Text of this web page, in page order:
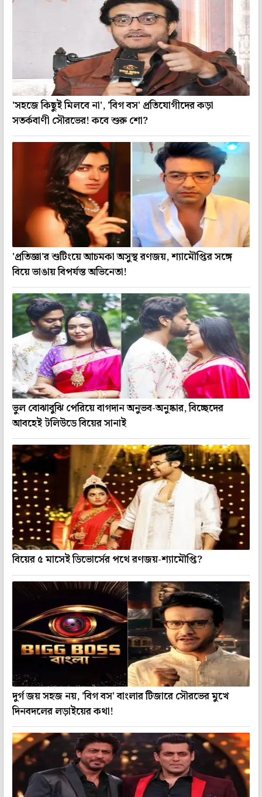
'সহজে কিছুই মিলবে না', 'বিগ বস' প্রতিযোগীদের কড়া
সতর্কবাণী সৌরভের! কবে শুরু শো?
'প্রতিজ্ঞা'র শুটিংয়ে আচমকা অসুস্থ রণজয়, শ্যামৌপ্তির সঙ্গে
বিয়ে ভাঙায় বিপর্যস্ত অভিনেতা!
ভুল বোঝাবুঝি পেরিয়ে বাগদান অনুভব-অনুষ্কার, বিচ্ছেদের
আবহেই টলিউডে বিয়ের সানাই
বিয়ের ৫ মাসেই ডিভোর্সের পথে রণজয়-শ্যামৌপ্তি?
দুর্গ জয় সহজ নয়, 'বিগ বস' বাংলার টিজারে সৌরভের মুখে
দিনবদলের লড়াইয়ের কথা!